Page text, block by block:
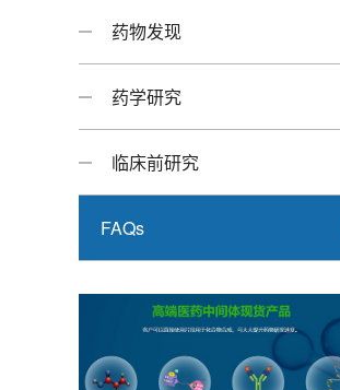
药物发现
药学研究
临床前研究
FAQs